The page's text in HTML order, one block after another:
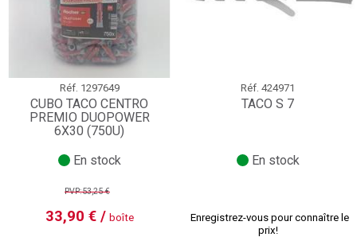
Réf. 1297649
CUBO TACO CENTRO
PREMIO DUOPOWER
6X30 (750U)
En stock
PVP:53,25 €
33,90 € / boîte
Réf. 424971
TACO S 7
En stock
Enregistrez-vous pour connaître le
prix!